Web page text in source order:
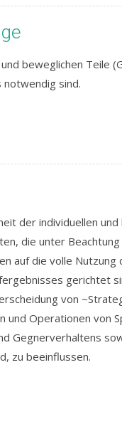
beweglichen Teile
notwendig sind.
der individuellen
die unter
auf die volle
gerichtet
von
und Operationen von
Gegnerverhaltens
zu beeinflussen.